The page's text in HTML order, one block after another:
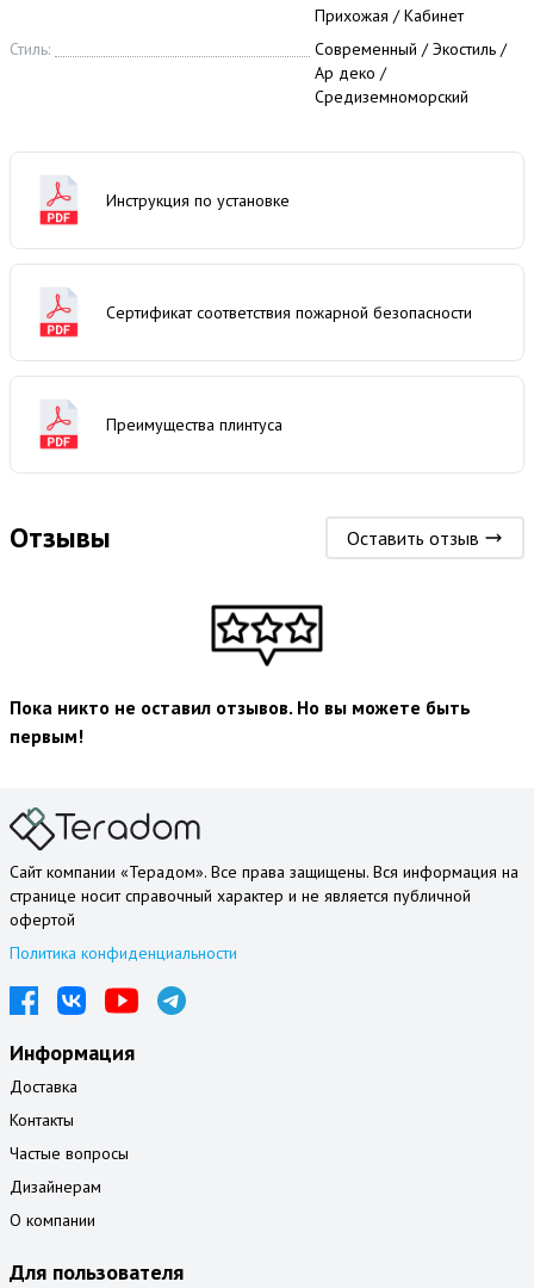
Прихожая / Кабинет
Стиль:
Современный / Экостиль /
Ар деко /
Средиземноморский
Инструкция по установке
Сертификат соответствия пожарной безопасности
Преимущества плинтуса
Отзывы Оставить отзыв
Пока никто не оставил отзывов. Но вы можете быть
первым!
Сайт компании «Терадом». Все права защищены. Вся информация на
странице носит справочный характер и не является публичной
офертой
Политика конфиденциальности
Информация
Доставка
Контакты
Частые вопросы
Дизайнерам
О компании
Для пользователя